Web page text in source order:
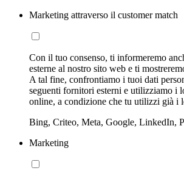
Marketing attraverso il customer match
Con il tuo consenso, ti informeremo
esterne al nostro sito web e ti
A tal fine, confrontiamo i tuoi dati
seguenti fornitori esterni e utilizziamo i
online, a condizione che tu utilizzi già i
Bing, Criteo, Meta, Google, LinkedIn,
Marketing